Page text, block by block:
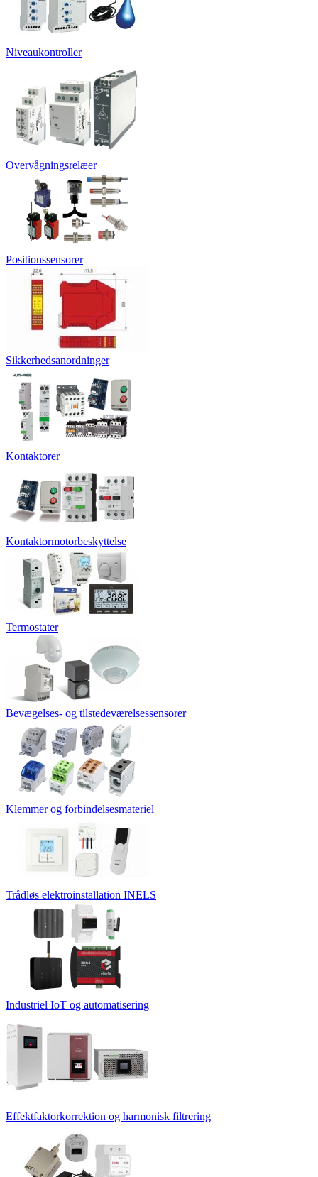
Niveaukontroller
Overvågningsrelæer
Positionssensorer
Sikkerhedsanordninger
Kontaktorer
Kontaktormotorbeskyttelse
Termostater
Bevægelses- og tilstedeværelsessensorer
Klemmer og forbindelsesmateriel
Trådløs elektroinstallation INELS
Industriel IoT og automatisering
Effektfaktorkorrektion og harmonisk filtrering